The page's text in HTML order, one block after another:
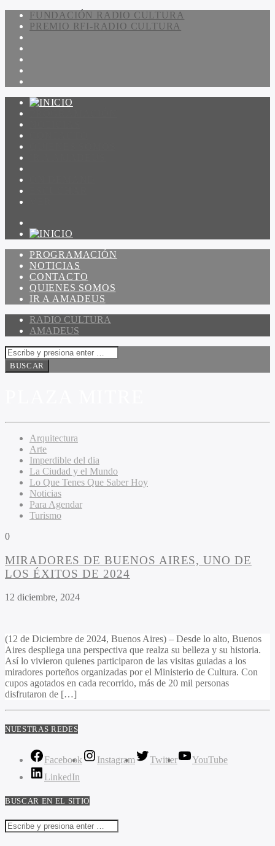
FUNDACIÓN RADIO CULTURA
PREMIO RFI-RADIO CULTURA
PROGRAMACIÓN
NOTICIAS
CONTACTO
QUIENES SOMOS
IR A AMADEUS
RADIO CULTURA
AMADEUS
Arquitectura
Arte
Imperdible del dia
La Ciudad y el Mundo
Lo Que Tenes Que Saber Hoy
Noticias
Para Agendar
Turismo
0
MIRADORES DE BUENOS AIRES, UNO DE
LOS ÉXITOS DE 2024
12 diciembre, 2024
(12 de Diciembre de 2024, Buenos Aires) – Desde lo alto, Buenos
Aires despliega una perspectiva que realza su belleza y su historia.
Así lo vivieron quienes participaron de las visitas guiadas a los
miradores porteños organizadas por el Ministerio de Cultura. Con
cupos agotados en cada recorrido, más de 20 mil personas
disfrutaron de […]
NUESTRAS REDES
Facebook Instagram Twitter
YouTube
LinkedIn
BUSCAR EN EL SITIO